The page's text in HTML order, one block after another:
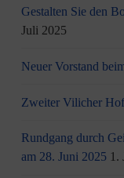
Gestalten Sie den
Juli 2025
Neuer Vorstand
Zweiter Vilicher
Rundgang durch
am 28. Juni 2025 1.